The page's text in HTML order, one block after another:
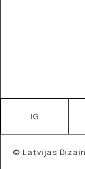
© Latvijas
IG